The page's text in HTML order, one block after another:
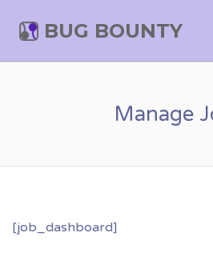
BUG BOUNTY
Manage
[job_dashboard]